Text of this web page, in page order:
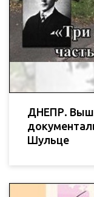
ДНЕПР.
Шульце